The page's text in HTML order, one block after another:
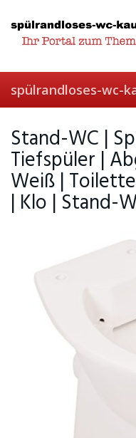
main
content
spülrandloses-wc-
Stand-WC |
Tiefspüler |
Weiß |
| Klo | Stand-